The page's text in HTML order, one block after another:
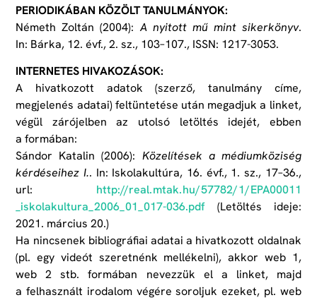
PERIODIKÁBAN KÖZÖLT TANULMÁNYOK:
Németh Zoltán (2004): A nyitott mű mint sikerkönyv.
In: Bárka, 12. évf., 2. sz., 103–107., ISSN: 1217-3053.
INTERNETES HIVAKOZÁSOK:
A hivatkozott adatok (szerző, tanulmány címe,
megjelenés adatai) feltüntetése után megadjuk a linket,
végül zárójelben az utolsó letöltés idejét, ebben
a formában:
Sándor Katalin (2006): Közelítések a médiumköziség
kérdéseihez I.. In: Iskolakultúra, 16. évf., 1. sz., 17–36.,
url: http://​real​. mtak​. hu​/ 57782​/ 1​/ EPA00011​
_iskolakultura_​ 2006​_ 01​_ ​017​-036.pdf(Letöltés ideje:
2021. március 20.)
Ha nincsenek bibliográfiai adatai a hivatkozott oldalnak
(pl. egy videót szeretnénk mellékelni), akkor web 1,
web 2 stb. formában nevezzük el a linket, majd
a felhasznált irodalom végére soroljuk ezeket, pl. web